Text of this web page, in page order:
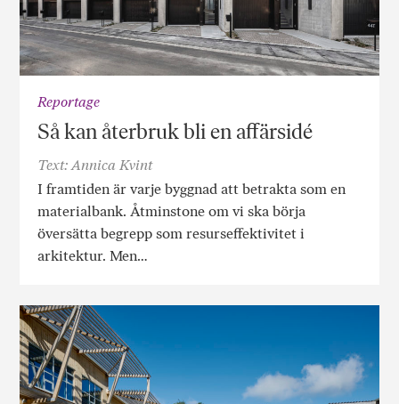
Reportage
Så kan återbruk bli en affärsidé
Text: Annica Kvint
I framtiden är varje byggnad att betrakta som en
materialbank. Åtminstone om vi ska börja
översätta begrepp som resurseffektivitet i
arkitektur. Men…